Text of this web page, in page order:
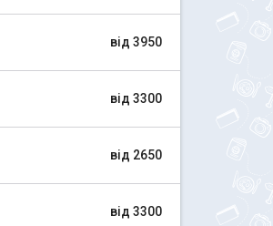
від 3950
від 3300
від 2650
від 3300